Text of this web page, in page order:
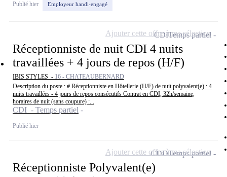
Publié hier Employeur handi-engagé
Réceptionniste de nuit CDI 4 nuits
travaillées + 4 jours de repos (H/F)
IBIS STYLES - 16 - CHATEAUBERNARD
Description du poste : # Réceptionniste en Hôtellerie (H/F) de nuit polyvalent(e) : 4
nuits travaillées - 4 jours de repos consécutifs Contrat en CDI, 32h/semaine,
horaires de nuit (sans coupure) :...
CDI - Temps partiel
Publié hier
CDITemps partiel
Ajouter cette offre à ma sélection
Réceptionniste Polyvalent(e)
CDDTemps partiel
Ajouter cette offre à ma sélection